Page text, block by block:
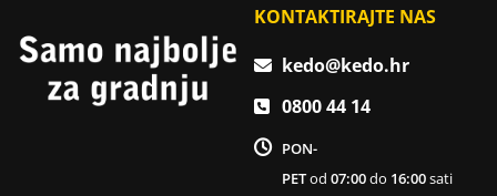
KONTAKTIRAJTE NAS
kedo@kedo.hr
0800 44 14
PON-
PETod07:00do 16:00sati